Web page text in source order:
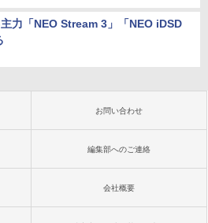
力「NEO Stream 3」「NEO iDSD
お問い合わせ
編集部へのご連絡
会社概要